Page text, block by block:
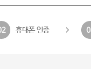
휴대폰 인증